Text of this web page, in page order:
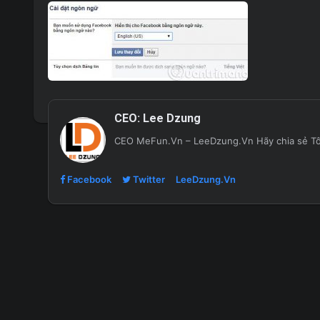
CEO: Lee Dzung
CEO MeFun.Vn – LeeDzung.Vn Hãy chia sẻ
Facebook Twitter LeeDzung.Vn